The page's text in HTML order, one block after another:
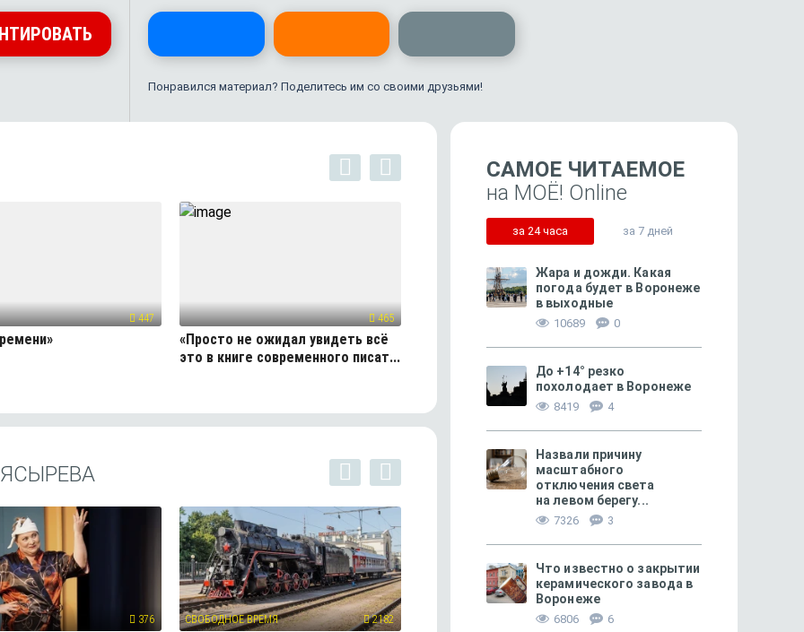
Понравился материал? Поделитесь им со своими друзьями!
447 465
«Просто не ожидал увидеть всё
это в книге современного писат...
499
376 СВОБОДНОЕ ВРЕМЯ 2182 ОБРАЗОВАНИЕ + КАРЬЕРА
САМОЕ ЧИТАЕМОЕ
на МОЁ! Online
за 24 часа за 7 дней
Жара и дожди. Какая
погода будет в Воронеже
в выходные
10689 0
До +14° резко
похолодает в Воронеже
8419 4
Назвали причину
масштабного
отключения света
на левом берегу...
7326 3
Что известно о закрытии
керамического завода в
Воронеже
6806 6